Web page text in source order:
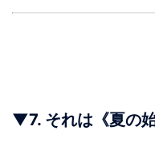
▼7. それは《夏の